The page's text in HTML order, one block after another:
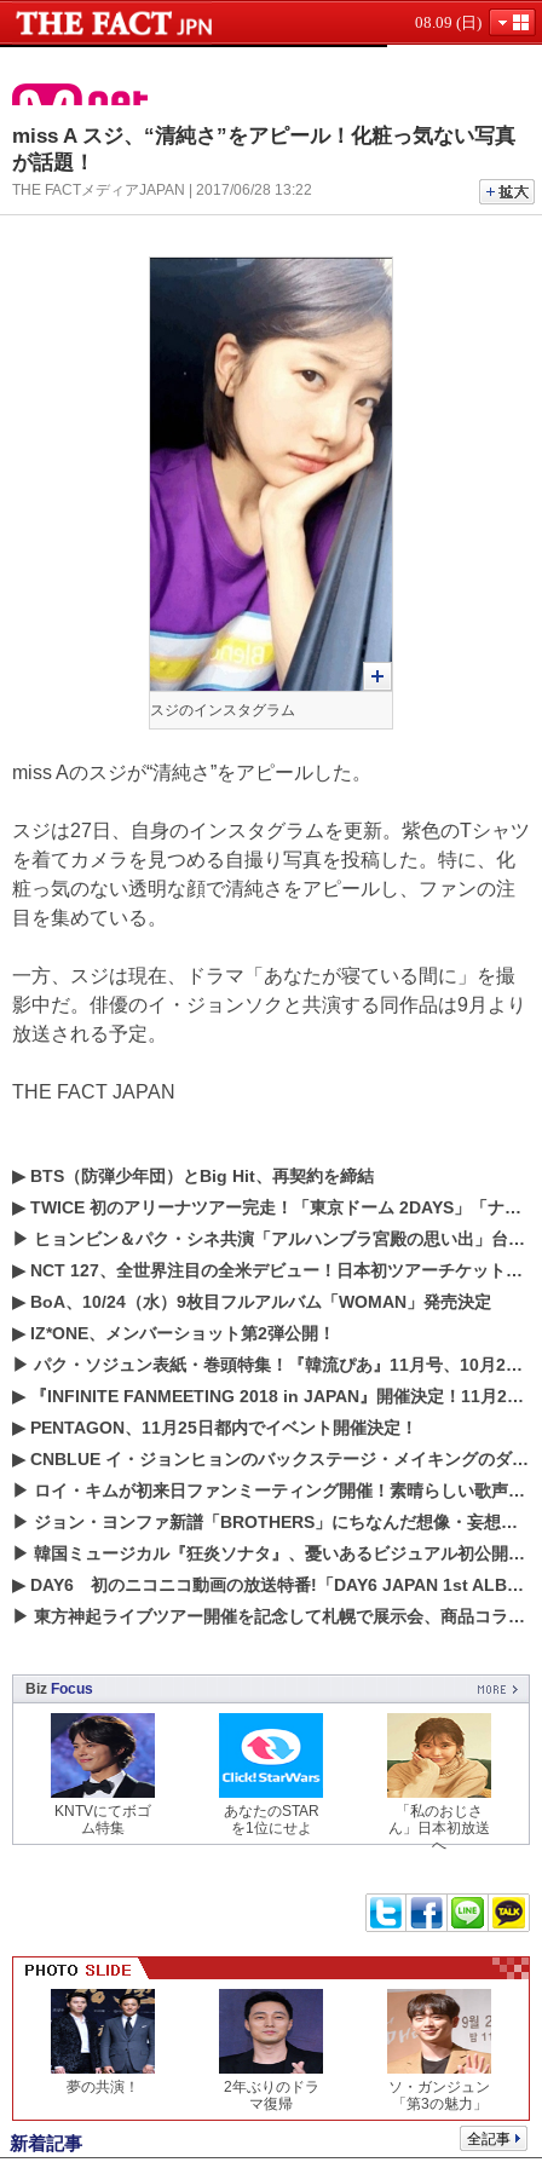
08.09 (日)
miss A スジ、“清純さ”をアピール！化粧っ気ない写真
が話題！
THE FACTメディアJAPAN | 2017/06/28 13:22
スジのインスタグラム
miss Aのスジが“清純さ”をアピールした。
スジは27日、自身のインスタグラムを更新。紫色のTシャツ
を着てカメラを見つめる自撮り写真を投稿した。特に、化
粧っ気のない透明な顔で清純さをアピールし、ファンの注
目を集めている。
一方、スジは現在、ドラマ「あなたが寝ている間に」を撮
影中だ。俳優のイ・ジョンソクと共演する同作品は9月より
放送される予定。
THE FACT JAPAN
▶ BTS（防弾少年団）とBig Hit、再契約を締結
▶TWICE 初のアリーナツアー完走！「東京ドーム 2DAYS」「ナゴヤドーム1DAY」「京セラドーム1DAY」2019年ドームツアー開催決定！！
▶ ヒョンビン＆パク・シネ共演「アルハンブラ宮殿の思い出」台本読み現場を公開
▶ NCT 127、全世界注目の全米デビュー！日本初ツアーチケットが早くもプレミア化！？
▶ BoA、10/24（水）9枚目フルアルバム「WOMAN」発売決定
▶ IZ*ONE、メンバーショット第2弾公開！
▶ パク・ソジュン表紙・巻頭特集！『韓流ぴあ』11月号、10月22日（月）発売！
▶
『INFINITE FANMEETING 2018 in JAPAN』開催決定！11月21、22日にパシフィコ横浜にて実施
▶ PENTAGON、11月25日都内でイベント開催決定！
▶CNBLUE イ・ジョンヒョンのバックステージ・メイキングのダイジェスト映像が公開！
▶ ロイ・キムが初来日ファンミーティング開催！素晴らしい歌声に癒される贅沢な時間
▶ ジョン・ヨンファ新譜「BROTHERS」にちなんだ想像・妄想企画がスタート！
▶ 韓国ミュージカル『狂炎ソナタ』、憂いある​ビジュアル初公開!! 主役リョウク、SHIN、KENらのコメントが到着！
▶ DAY6 初のニコニコ動画の放送特番!「DAY6 JAPAN 1st ALBUM「UNLOCK」発売記念 ライブ@ニコ生」を配信決定!
▶ 東方神起ライブツアー開催を記念して札幌で展示会、商品コラボが実現！！
Biz Focus
KNTVにてボゴ
ム特集
あなたのSTAR
を1位にせよ
「私のおじさ
ん」日本初放送
へ
夢の共演！
2年ぶりのドラ
マ復帰
ソ・ガンジュン
「第3の魅力」
全記事
新着記事